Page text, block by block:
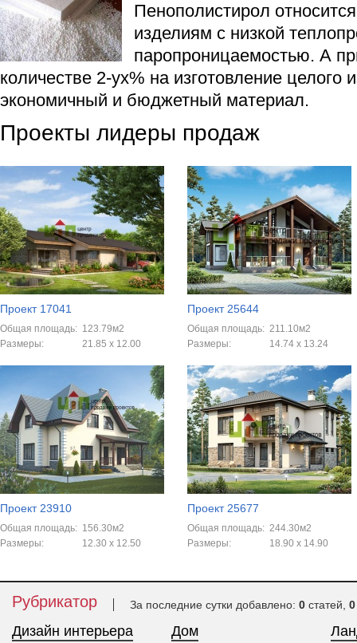
Пенополистирол
изделиям с низкой
паропроницаемостью. А
количестве 2-ух% на изготовление целого
экономичный и бюджетный материал.
Проекты лидеры продаж
Проект 17041
Общая площадь: 123.79м2
Размеры:
21.85 х 12.00
Проект 25644
Общая площадь: 211.10м2
Размеры:
14.74 x 13.24
Проект 23910
Общая площадь: 156.30м2
Размеры:
12.30 х 12.50
Проект 25677
Общая площадь: 244.30м2
Размеры:
18.90 x 14.90
Рубрикатор За последние сутки добавлено: 0 статей, 0
Дизайн интерьера Дом